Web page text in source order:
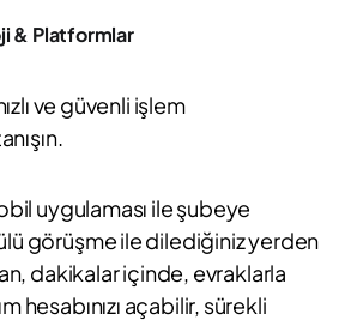
& Platformlar
ve güvenli işlem
uygulaması ile şubeye
görüşme ile dilediğiniz yerden
dakikalar içinde, evraklarla
hesabınızı açabilir, sürekli